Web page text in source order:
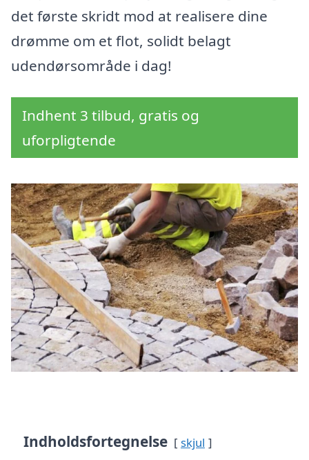
det første skridt mod at realisere dine
drømme om et flot, solidt belagt
udendørsområde i dag!
Indhent 3 tilbud, gratis og
uforpligtende
Indholdsfortegnelse skjul